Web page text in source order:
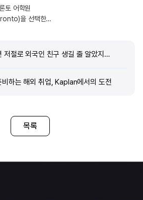
어학원
을 선택한
다고 판단하여
매력으로
와 학생 간의 소통이
었습니다. 수업
다는 학습 자체에
저절로 외국인 친구 생길 줄 알았지…
비하는 해외 취업, Kaplan에서의 도전
목록